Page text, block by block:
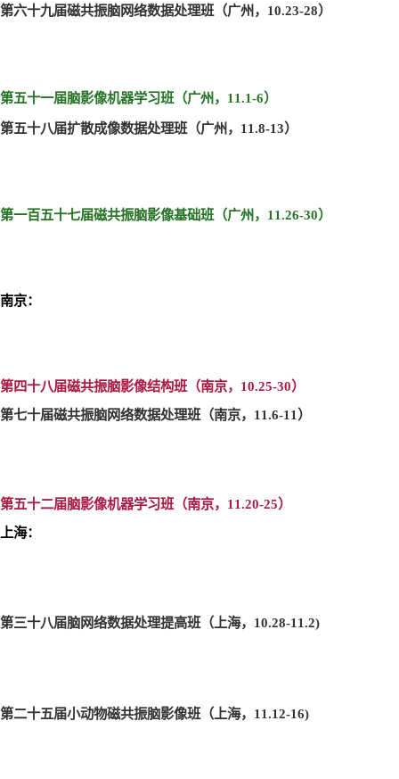
第六十九届磁共振脑网络数据处理班（广州，10.23-28）
第五十一届脑影像机器学习班（广州，11.1-6）
第五十八届扩散成像数据处理班（广州，11.8-13）
第一百五十七届磁共振脑影像基础班（广州，11.26-30）
南京：
第四十八届磁共振脑影像结构班（南京，10.25-30）
第七十届磁共振脑网络数据处理班（南京，11.6-11 ）
第五十二届脑影像机器学习班（南京，11.20-25）
上海：
第三十八届脑网络数据处理提高班（上海，10.28-11.2)
第二十五届小动物磁共振脑影像班（上海，11.12-16)